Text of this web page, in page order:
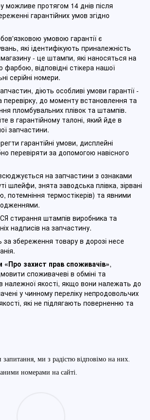
можливе протягом 14 днів після
гарантійних умов згідно
умовою гарантії є
які ідентифікують приналежність
- це штампи, які наносяться на
фарбою, відповідні стікера нашої
серійні номери.
діють особливі умови гарантії -
перевірку, до моменту встановлення та
пломбувальних плівок та штампів.
в гарантійному талоні, який йде в
запчастини.
гарантійні умови, дисплейні
перевіряти за допомогою навісного
на запчастини з ознаками
шлейфи, знята заводська плівка, зірвані
потемніння термостікерів) та явними
стирання штампів виробника та
надписів на запчастину.
за збереження товару в дорозі несе
«Про захист прав споживачів»,
споживачеві в обміні та
належної якості, якщо вони належать до
у чинному переліку непродовольчих
які не підлягають поверненню та
ми з радістю відповімо на них.
номерами на сайті.